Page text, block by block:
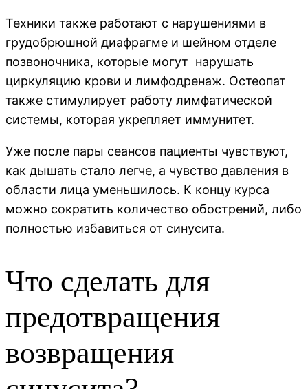
Техники также работают с нарушениями в
грудобрюшной диафрагме и шейном отделе
позвоночника, которые могут нарушать
циркуляцию крови и лимфодренаж. Остеопат
также стимулирует работу лимфатической
системы, которая укрепляет иммунитет.
Уже после пары сеансов пациенты чувствуют,
как дышать стало легче, а чувство давления в
области лица уменьшилось. К концу курса
можно сократить количество обострений, либо
полностью избавиться от синусита.
Что сделать для
предотвращения
возвращения